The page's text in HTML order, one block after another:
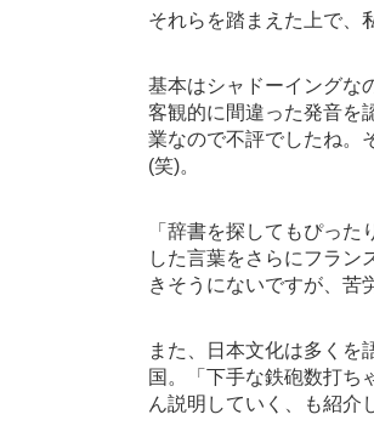
それらを踏まえた上で、
基本はシャドーイングな
客観的に間違った発音を
業なので不評でしたね。
(笑)。
「辞書を探してもぴっ
した言葉をさらにフラ
きそうにないですが、苦
また、日本文化は多くを
国。「下手な鉄砲数打ち
ん説明していく、も紹介